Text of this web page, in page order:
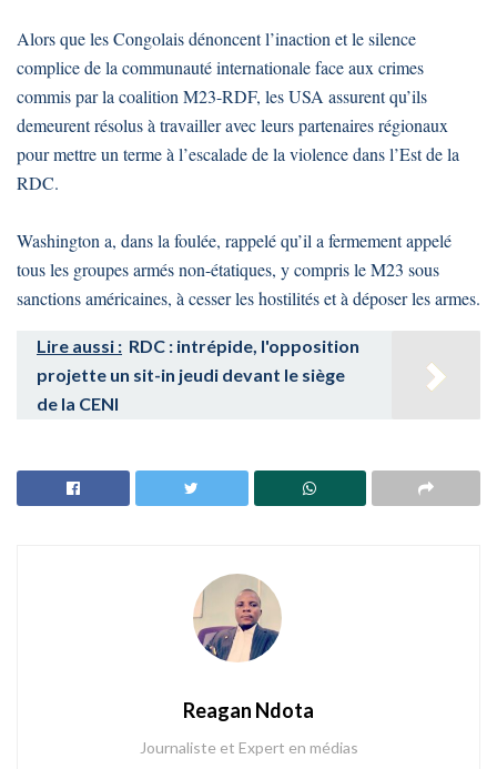
Alors que les Congolais dénoncent l’inaction et le silence
complice de la communauté internationale face aux crimes
commis par la coalition M23-RDF, les USA assurent qu’ils
demeurent résolus à travailler avec leurs partenaires régionaux
pour mettre un terme à l’escalade de la violence dans l’Est de la
RDC.
Washington a, dans la foulée, rappelé qu’il a fermement appelé
tous les groupes armés non-étatiques, y compris le M23 sous
sanctions américaines, à cesser les hostilités et à déposer les armes.
Lire aussi : RDC : intrépide, l'opposition
projette un sit-in jeudi devant le siège
de la CENI
Reagan Ndota
Journaliste et Expert en médias